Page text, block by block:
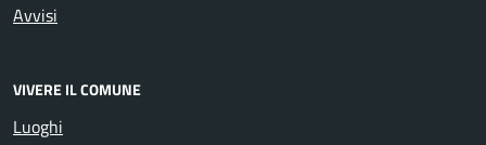
Avvisi
VIVERE IL COMUNE
Luoghi